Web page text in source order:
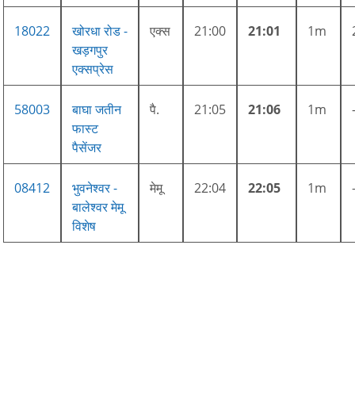
18022
खोरधा रोड -
खड़गपुर
एक्सप्रेस
एक्स 21:00 21:01 1m
58003
बाघा जतीन
फास्ट
पैसेंजर
पै. 21:05 21:06 1m
08412
भुवनेश्वर -
बालेश्वर मेमू
विशेष
मेमू 22:04 22:05 1m